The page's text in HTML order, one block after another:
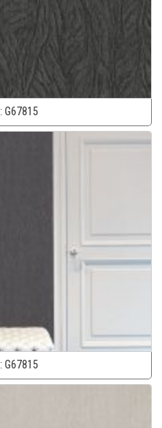
G67815
G67815